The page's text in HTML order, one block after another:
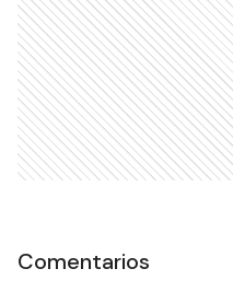
Comentarios